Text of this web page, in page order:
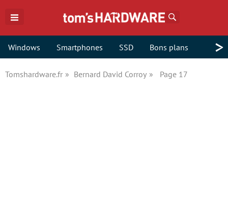
Windows Smartphones SSD Bons plans >
Tomshardware.fr Bernard David Corroy Page 17